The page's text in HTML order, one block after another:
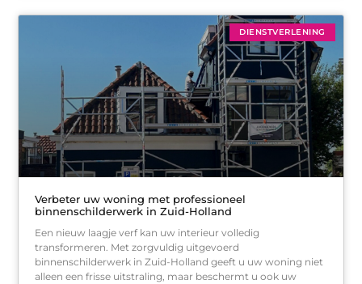
DIENSTVERLENING
Verbeter uw woning met professioneel
binnenschilderwerk in Zuid-Holland
Een nieuw laagje verf kan uw interieur volledig
transformeren. Met zorgvuldig uitgevoerd
binnenschilderwerk in Zuid-Holland geeft u uw woning niet
alleen een frisse uitstraling, maar beschermt u ook uw